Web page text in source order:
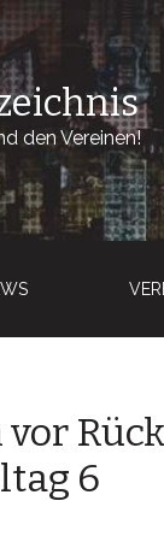
den Vereinen!
vor
6